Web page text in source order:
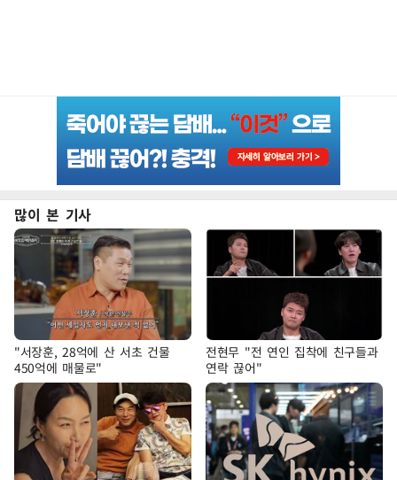
많이 본 기사
"서장훈, 28억에 산 서초 건물
450억에 매물로"
전현무 "전 연인 집착에 친구들과
연락 끊어"